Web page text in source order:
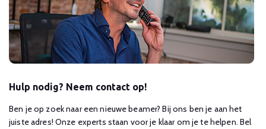
Hulp nodig? Neem contact op!
Ben je op zoek naar een nieuwe beamer? Bij ons ben je aan het
juiste adres! Onze experts staan voor je klaar om je te helpen. Bel